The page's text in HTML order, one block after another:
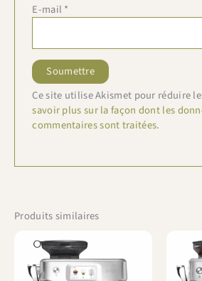
E-mail *
Ce site utilise Akismet pour réduire
savoir plus sur la façon dont les
commentaires sont traitées.
Produits similaires